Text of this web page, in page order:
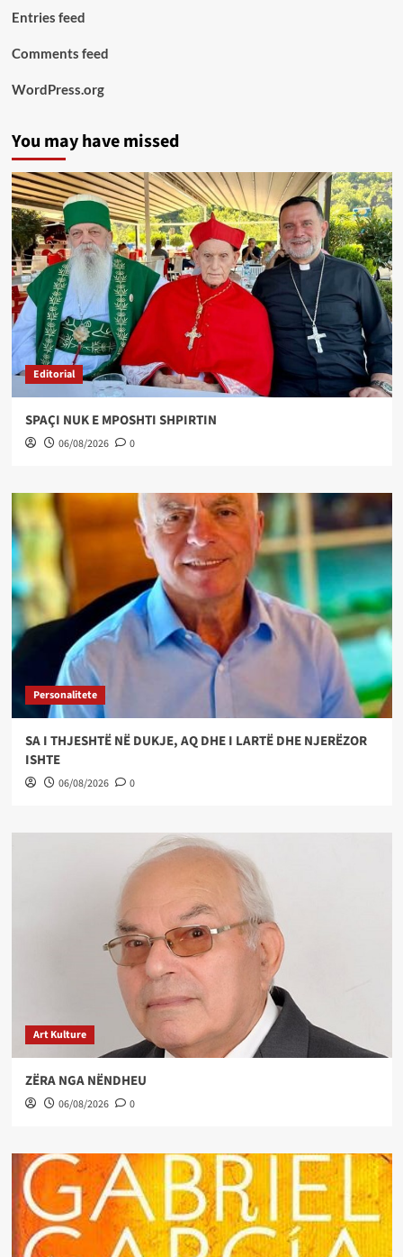
Entries feed
Comments feed
WordPress.org
You may have missed
Editorial
SPAÇI NUK E MPOSHTI SHPIRTIN
06/08/2026 0
Personalitete
SA I THJESHTË NË DUKJE, AQ DHE I LARTË DHE NJERËZOR
ISHTE
06/08/2026 0
Art Kulture
ZËRA NGA NËNDHEU
06/08/2026 0